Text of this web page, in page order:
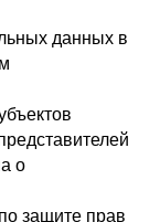
данных в
о
защите прав